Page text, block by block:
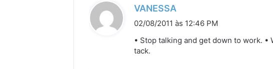
VANESSA
i
s
02/08/2011 às 12:46 PM
• Stop talking and get down to work.
tack.